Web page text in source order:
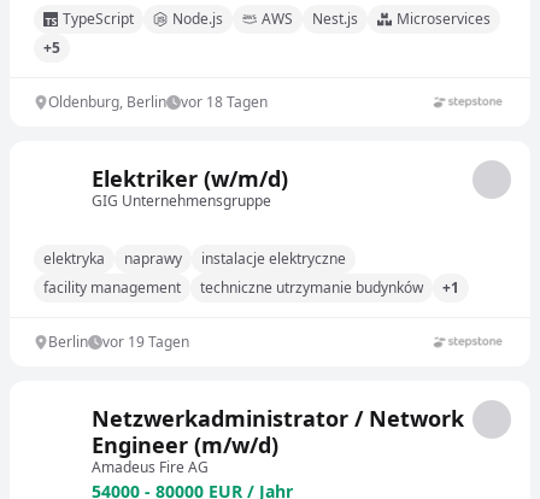
TypeScript Node.js AWS Nest.js
Microservices
+5
Oldenburg, Berlin vor 18 Tagen
Elektriker (w/m/d)
GIG Unternehmensgruppe
elektryka naprawy
instalacje elektryczne
facility management
techniczne utrzymanie budynków +1
Berlin vor 19 Tagen
Netzwerkadministrator / Network
Engineer (m/w/d)
Amadeus Fire AG
54000 - 80000 EUR / Jahr